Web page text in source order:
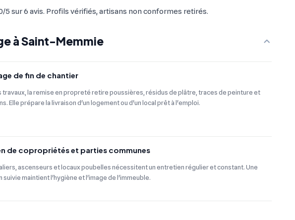
sur 6 avis. Profils vérifiés, artisans non conformes retirés.
à Saint-Memmie
de fin de chantier
travaux, la remise en propreté retire poussières, résidus de plâtre, traces de peinture et
Elle prépare la livraison d'un logement ou d'un local prêt à l'emploi.
de copropriétés et parties communes
ascenseurs et locaux poubelles nécessitent un entretien régulier et constant. Une
suivie maintient l'hygiène et l'image de l'immeuble.